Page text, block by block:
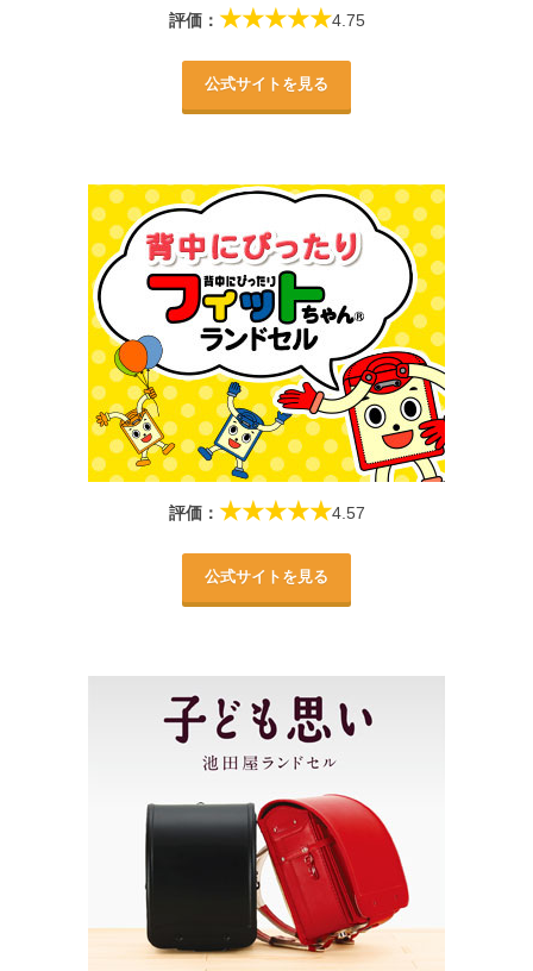
評価： ★★★★★4.75
公式サイトを見る
評価： ★★★★★4.57
公式サイトを見る